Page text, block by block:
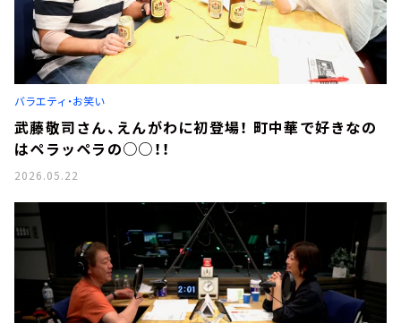
バラエティ・お笑い
武藤敬司さん、えんがわに初登場！ 町中華で好きなの
はペラッペラの○○！！
2026.05.22